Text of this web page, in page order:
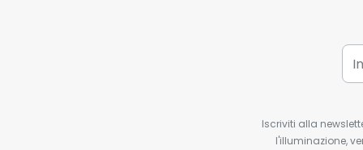
Iscriviti alla
l'illuminazione,